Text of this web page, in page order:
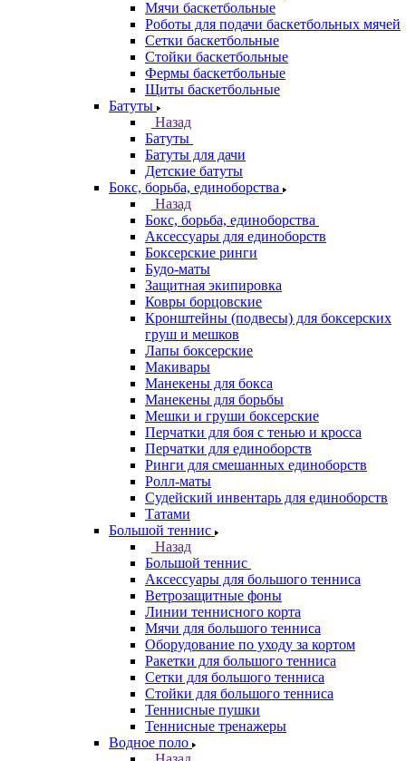
Мячи баскетбольные
Роботы для подачи баскетбольных мячей
Сетки баскетбольные
Стойки баскетбольные
Фермы баскетбольные
Щиты баскетбольные
Батуты
Назад
Батуты
Батуты для дачи
Детские батуты
Бокс, борьба, единоборства
Назад
Бокс, борьба, единоборства
Аксессуары для единоборств
Боксерские ринги
Будо-маты
Защитная экипировка
Ковры борцовские
Кронштейны (подвесы) для боксерских
груш и мешков
Лапы боксерские
Макивары
Манекены для бокса
Манекены для борьбы
Мешки и груши боксерские
Перчатки для боя с тенью и кросса
Перчатки для единоборств
Ринги для смешанных единоборств
Ролл-маты
Судейский инвентарь для единоборств
Татами
Большой теннис
Назад
Большой теннис
Аксессуары для большого тенниса
Ветрозащитные фоны
Линии теннисного корта
Мячи для большого тенниса
Оборудование по уходу за кортом
Ракетки для большого тенниса
Сетки для большого тенниса
Стойки для большого тенниса
Теннисные пушки
Теннисные тренажеры
Водное поло